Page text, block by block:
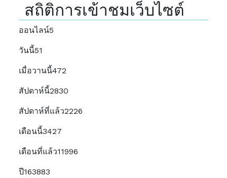
สถิติการเข้าชมเว็บไซต์
ออนไลน์5
วันนี้51
เมื่อวานนี้472
สัปดาห์นี้2830
สัปดาห์ที่แล้ว2226
เดือนนี้3427
เดือนที่แล้ว11996
ปี163883